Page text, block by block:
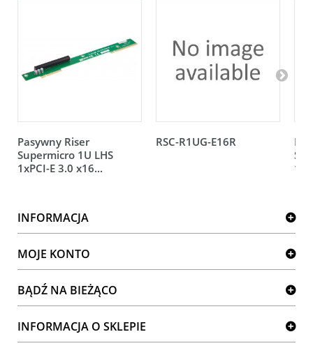
Pasywny Riser
Supermicro 1U LHS
1xPCI-E 3.0 x16...
RSC-R1UG-E16R
INFORMACJA
MOJE KONTO
BĄDŹ NA BIEŻĄCO
INFORMACJA O SKLEPIE